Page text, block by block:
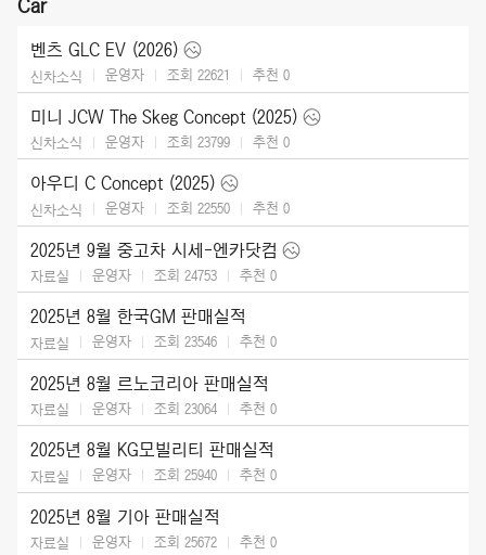
벤츠 GLC EV (2026)
신차소식 운영자 조회 22621 추천 0
미니 JCW The Skeg Concept (2025)
신차소식 운영자 조회 23799 추천 0
아우디 C Concept (2025)
신차소식 운영자 조회 22550 추천 0
2025년 9월 중고차 시세-엔카닷컴
자료실 운영자 조회 24753 추천 0
2025년 8월 한국GM 판매실적
자료실 운영자 조회 23546 추천 0
2025년 8월 르노코리아 판매실적
자료실 운영자 조회 23064 추천 0
2025년 8월 KG모빌리티 판매실적
자료실 운영자 조회 25940 추천 0
2025년 8월 기아 판매실적
자료실 운영자 조회 25672 추천 0